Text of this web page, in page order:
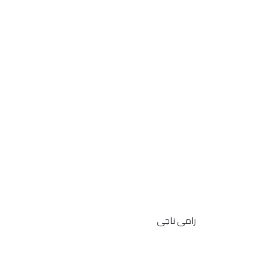
رامى ناجى